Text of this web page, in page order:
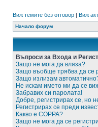
Виж темите без отговор | Виж
Начало форум
Въпроси за Входа и
Защо не мога да вляза?
Защо въобще трябва да се
Защо излизам
Не искам името ми да се
Забравих си паролата!
Добре, регистрирах се, но
Регистрирах се преди
Какво е COPPA?
Защо не мога да се